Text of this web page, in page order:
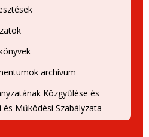
archívum
Közgyűlése és
és Működési Szabályzata